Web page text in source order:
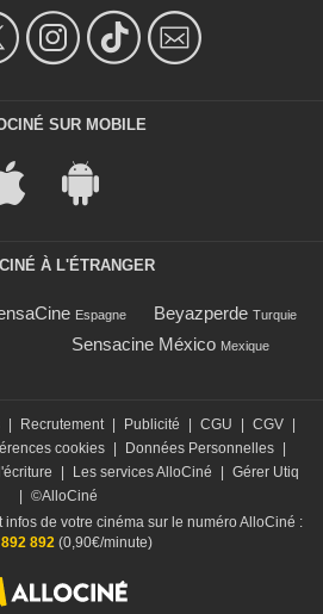
SUR MOBILE
À L'ÉTRANGER
Espagne Beyazperde Turquie
Sensacine México Mexique
| Recrutement | Publicité | CGU | CGV |
cookies | Données Personnelles |
| Les services AlloCiné | Gérer Utiq
| ©AlloCiné
de votre cinéma sur le numéro AlloCiné :
892 (0,90€/minute)